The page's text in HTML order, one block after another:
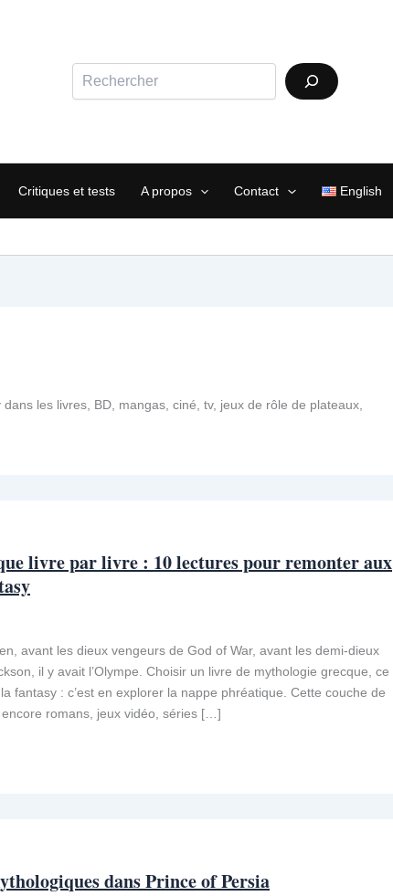
Critiques et tests A propos Contact English
les livres, BD, mangas, ciné, tv, jeux de rôle de plateaux,
livre par livre : 10 lectures pour remonter aux
avant les dieux vengeurs de God of War, avant les demi-dieux
il y avait l’Olympe. Choisir un livre de mythologie grecque, ce
la fantasy : c’est en explorer la nappe phréatique. Cette couche de
romans, jeux vidéo, séries […]
dans Prince of Persia